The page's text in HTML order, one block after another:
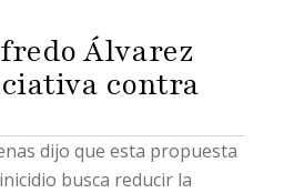
Álvarez
contra
dijo que esta propuesta
busca reducir la